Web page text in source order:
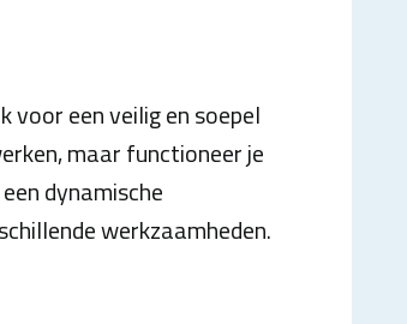
een veilig en soepel
maar functioneer je
dynamische
werkzaamheden.